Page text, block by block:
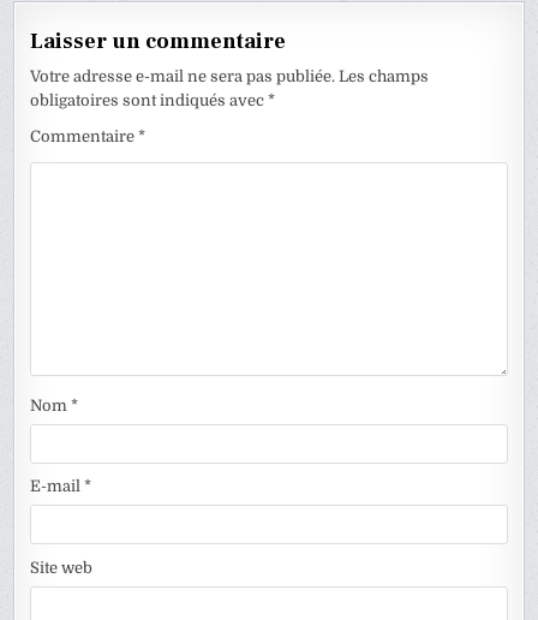
Laisser un commentaire
Votre adresse e-mail ne sera pas publiée. Les champs
obligatoires sont indiqués avec*
Commentaire*
Nom*
E-mail*
Site web